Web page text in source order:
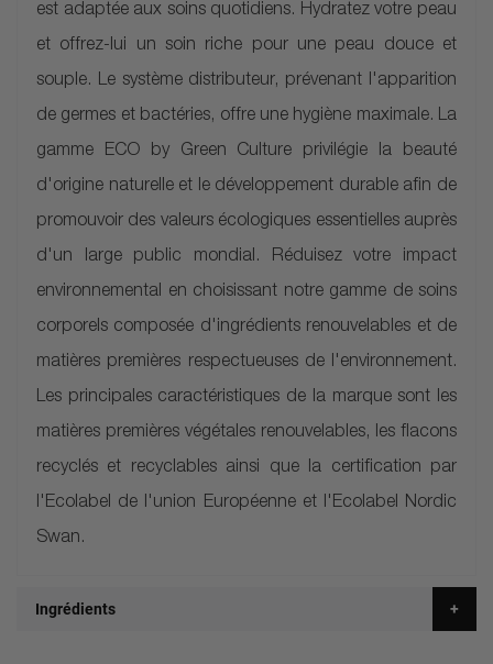
est adaptée aux soins quotidiens. Hydratez votre peau
et offrez-lui un soin riche pour une peau douce et
souple. Le système distributeur, prévenant l'apparition
de germes et bactéries, offre une hygiène maximale. La
gamme ECO by Green Culture privilégie la beauté
d'origine naturelle et le développement durable afin de
promouvoir des valeurs écologiques essentielles auprès
d'un large public mondial. Réduisez votre impact
environnemental en choisissant notre gamme de soins
corporels composée d'ingrédients renouvelables et de
matières premières respectueuses de l'environnement.
Les principales caractéristiques de la marque sont les
matières premières végétales renouvelables, les flacons
recyclés et recyclables ainsi que la certification par
l'Ecolabel de l'union Européenne et l'Ecolabel Nordic
Swan.
Ingrédients